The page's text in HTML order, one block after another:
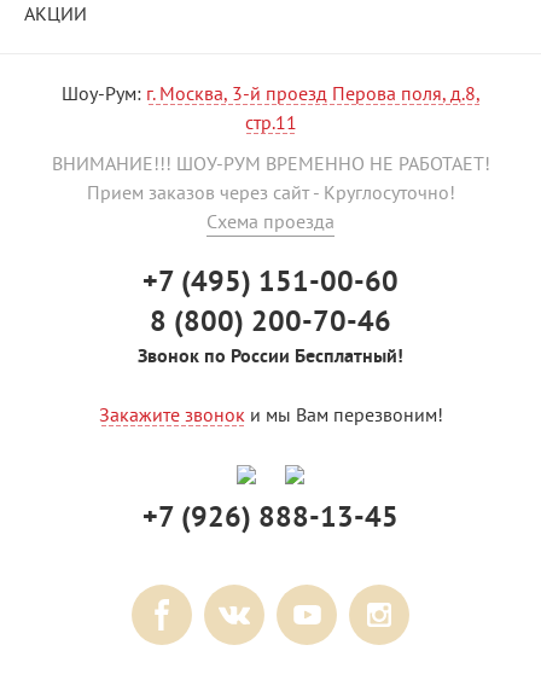
АКЦИИ
Шоу-Рум: г. Москва, 3-й проезд Перова поля, д.8,
стр.11
ВНИМАНИЕ!!! ШОУ-РУМ ВРЕМЕННО НЕ РАБОТАЕТ!
Прием заказов через сайт - Круглосуточно!
Схема проезда
+7 (495) 151-00-60
8 (800) 200-70-46
Звонок по России Бесплатный!
Закажите звоноки мы Вам перезвоним!
+7 (926) 888-13-45